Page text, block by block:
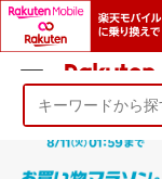
ようこそ 楽天市場へ